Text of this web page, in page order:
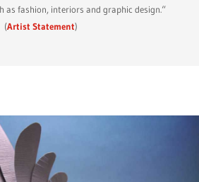
as fashion, interiors and graphic design.“
(Artist Statement)